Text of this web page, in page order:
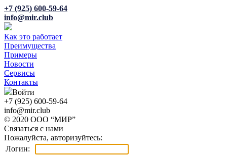
+7 (925) 600-59-64
info@mir.club
Как это работает
Преимущества
Примеры
Новости
Сервисы
Контакты
Войти
+7 (925) 600-59-64
info@mir.club
© 2020 ООО “МИР”
Связаться с нами
Пожалуйста, авторизуйтесь:
Логин: